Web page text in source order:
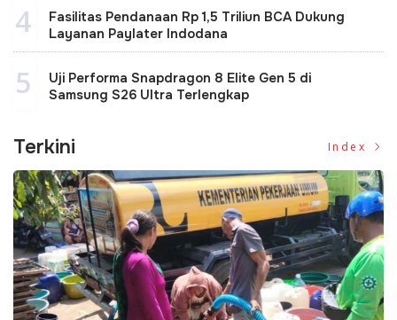
4
Fasilitas Pendanaan Rp 1,5 Triliun BCA Dukung
Layanan Paylater Indodana
5
Uji Performa Snapdragon 8 Elite Gen 5 di
Samsung S26 Ultra Terlengkap
Terkini Index